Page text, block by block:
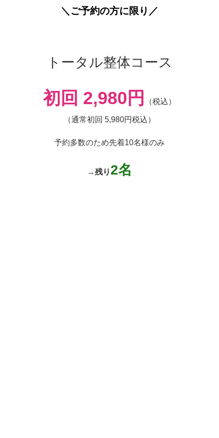
＼ご予約の方に限り／
トータル整体コース
初回 2,980円 （税込）
（通常初 回 5,980円税込）
予約多数のため先着10名様のみ
→残り 2名